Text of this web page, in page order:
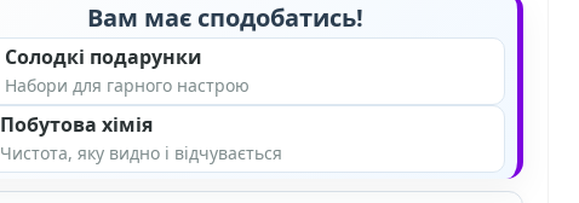
Вам має сподобатись!
Солодкі подарунки
Набори для гарного настрою
Побутова хімія
Чистота, яку видно і відчувається